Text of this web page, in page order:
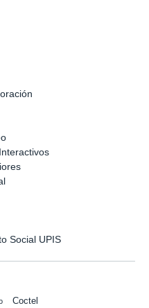
Social UPIS
Coctel